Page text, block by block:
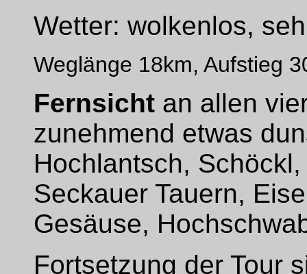
Wetter: wolkenlos,
Weglänge 18km, Aufstieg
Fernsicht an allen
zunehmend etwas
Hochlantsch,
Seckauer Tauern,
Gesäuse,
Fortsetzung der Tour